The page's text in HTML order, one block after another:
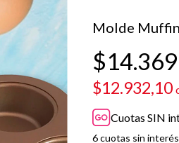
Molde
$12.932,10
Cuotas SIN
6cuotas sin